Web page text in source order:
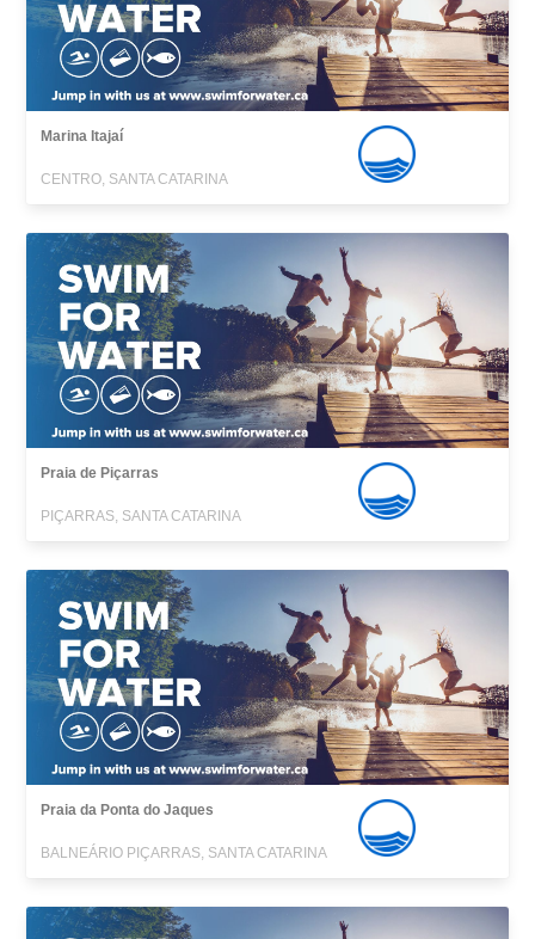
Marina Itajaí
CENTRO, SANTA CATARINA
Praia de Piçarras
PIÇARRAS, SANTA CATARINA
Praia da Ponta do Jaques
BALNEÁRIO PIÇARRAS, SANTA CATARINA